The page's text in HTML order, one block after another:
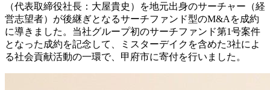
（代表取締役社長：大屋貴史）を地元出身のサーチャー（経
営志望者）が後継ぎとなるサーチファンド型のM&Aを成約
に導きました。当社グループ初のサーチファンド第1号案件
となった成約を記念して、ミスターデイクを含めた3社によ
る社会貢献活動の一環で、甲府市に寄付を行いました。